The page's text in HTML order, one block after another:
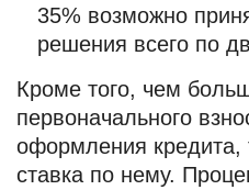
35% возможно
решения всего по
Кроме того, чем
первоначального
оформления кредита,
ставка по нему.